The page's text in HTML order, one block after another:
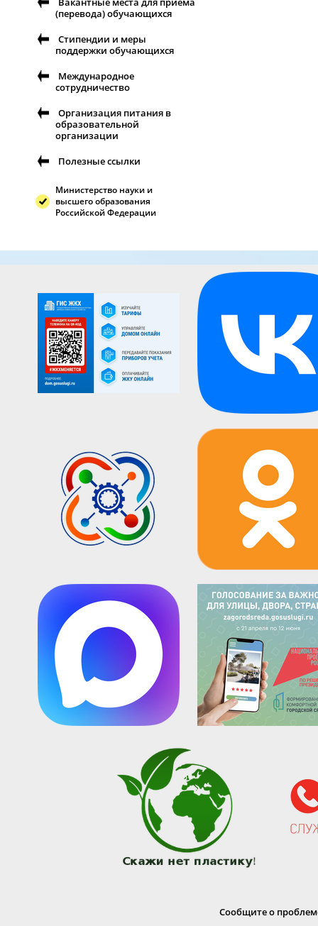
(перевода) обучающихся
Стипендии и меры
поддержки обучающихся
Международное
сотрудничество
Организация питания в
образовательной
организации
Полезные ссылки
Министерство науки и
высшего образования
Российской Федерации
Сообщите о